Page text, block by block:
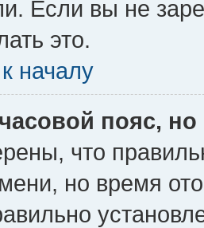
Если вы не
это.
началу
пояс,
что
но время